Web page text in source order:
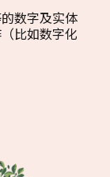
数字及实体
比如数字化